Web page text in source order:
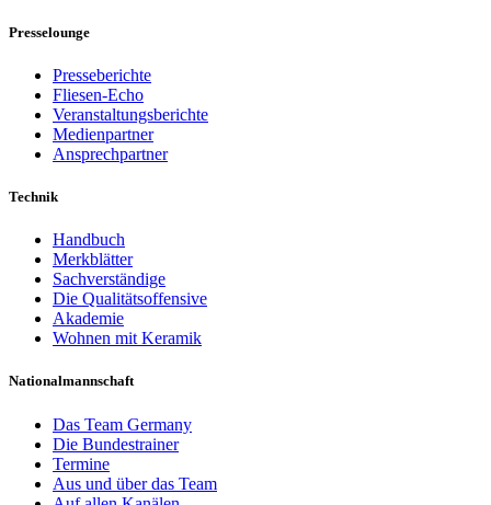
Presselounge
Presseberichte
Fliesen-Echo
Veranstaltungsberichte
Medienpartner
Ansprechpartner
Technik
Handbuch
Merkblätter
Sachverständige
Die Qualitätsoffensive
Akademie
Wohnen mit Keramik
Nationalmannschaft
Das Team Germany
Die Bundestrainer
Termine
Aus und über das Team